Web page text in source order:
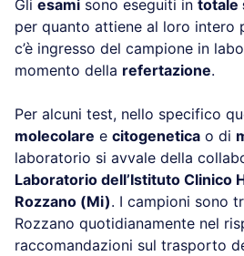
Gli esami sono eseguiti in totale
per quanto attiene al loro intero
c’è ingresso del campione in
momento della refertazione.
Per alcuni test, nello specifico
molecolare e citogenetica o di
laboratorio si avvale della
Laboratorio dell’Istituto Clinico
Rozzano (Mi). I campioni sono
Rozzano quotidianamente nel
raccomandazioni sul trasporto